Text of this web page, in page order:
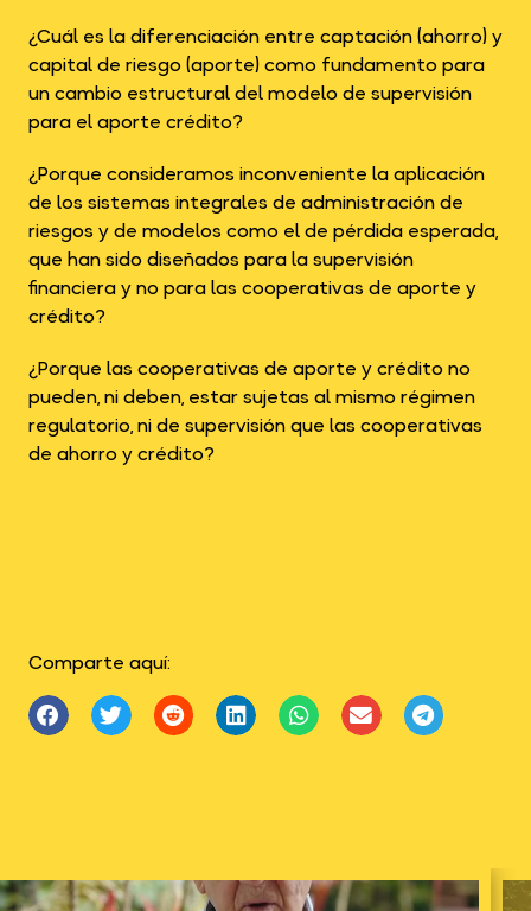
¿Cuál es la diferenciación entre captación (ahorro) y
capital de riesgo (aporte) como fundamento para
un cambio estructural del modelo de supervisión
para el aporte crédito?
¿Porque consideramos inconveniente la aplicación
de los sistemas integrales de administración de
riesgos y de modelos como el de pérdida esperada,
que han sido diseñados para la supervisión
financiera y no para las cooperativas de aporte y
crédito?
¿Porque las cooperativas de aporte y crédito no
pueden, ni deben, estar sujetas al mismo régimen
regulatorio, ni de supervisión que las cooperativas
de ahorro y crédito?
Comparte aquí: